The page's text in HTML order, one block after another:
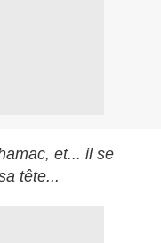
et... il se
tête...